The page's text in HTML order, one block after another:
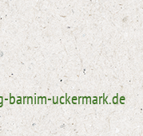
uckermark.de